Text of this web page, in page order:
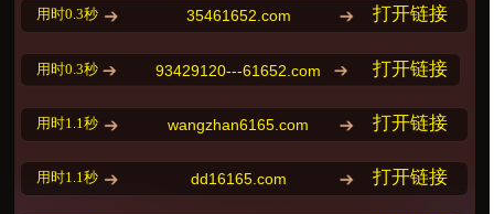
用时0.3秒 35461652.com 打开链接
用时0.3秒 93429120---61652.com 打开链接
用时1.1秒 wangzhan6165.com 打开链接
用时1.1秒 dd16165.com 打开链接